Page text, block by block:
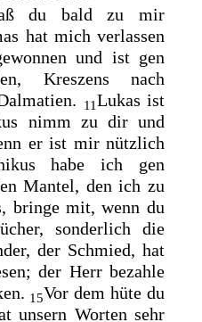
du bald zu mir
hat mich verlassen
und ist gen
Kreszens nach
11Lukas ist
nimm zu dir und
er ist mir nützlich
habe ich gen
Mantel, den ich zu
bringe mit, wenn du
sonderlich die
der Schmied, hat
der Herr bezahle
15Vor dem hüte du
unsern Worten sehr